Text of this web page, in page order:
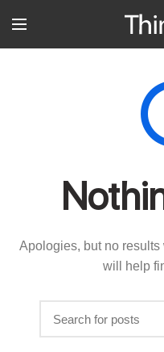
Apologies, but no
will help